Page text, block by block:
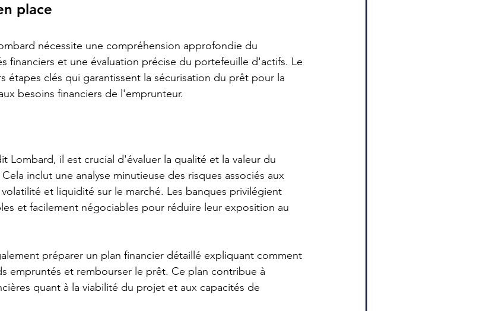
place
nécessite une compréhension approfondie du
financiers et une évaluation précise du portefeuille d'actifs. Le
étapes clés qui garantissent la sécurisation du prêt pour la
besoins financiers de l'emprunteur.
Lombard, il est crucial d'évaluer la qualité et la valeur du
inclut une analyse minutieuse des risques associés aux
et liquidité sur le marché. Les banques privilégient
et facilement négociables pour réduire leur exposition au
préparer un plan financier détaillé expliquant comment
empruntés et rembourser le prêt. Ce plan contribue à
quant à la viabilité du projet et aux capacités de